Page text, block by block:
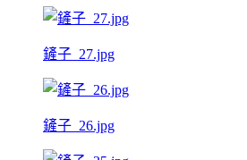
鏟子_27.jpg
鏟子_26.jpg